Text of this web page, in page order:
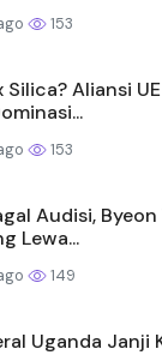
153
Silica? Aliansi
153
Audisi,
Lewa...
149
Uganda Janji